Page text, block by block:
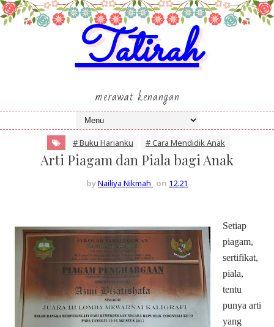
Tatirah
merawat kenangan
# Buku Harianku # Cara Mendidik Anak
Arti Piagam dan Piala bagi Anak
byNailiya Nikmah on 12.21
Setiap
piagam,
sertifikat,
piala,
tentu
punya arti
yang